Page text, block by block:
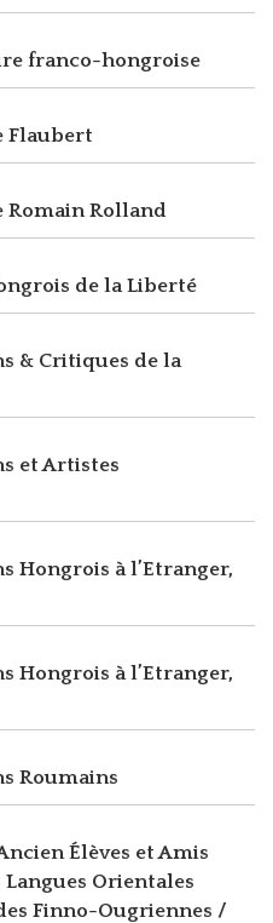
franco-hongroise
Flaubert
Romain Rolland
de la Liberté
& Critiques de la
et Artistes
Hongrois à l’Etranger,
Hongrois à l’Etranger,
Roumains
Élèves et Amis
Langues Orientales
Finno-Ougriennes /